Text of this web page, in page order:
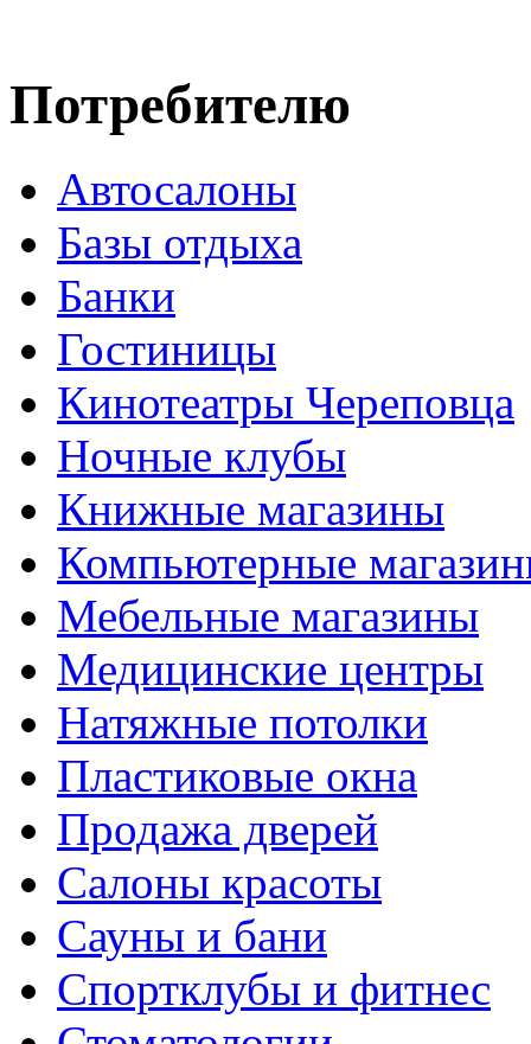
Потребителю
Автосалоны
Базы отдыха
Банки
Гостиницы
Кинотеатры Череповца
Ночные клубы
Книжные магазины
Компьютерные
Мебельные магазины
Медицинские центры
Натяжные потолки
Пластиковые окна
Продажа дверей
Салоны красоты
Сауны и бани
Спортклубы и фитнес